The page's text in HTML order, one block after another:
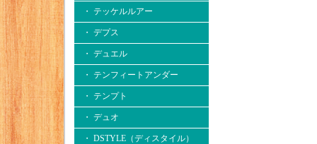
・ テッケルルアー
・ デプス
・ デュエル
・ テンフィートアンダー
・ テンプト
・ デュオ
・ DSTYLE（ディスタイル）